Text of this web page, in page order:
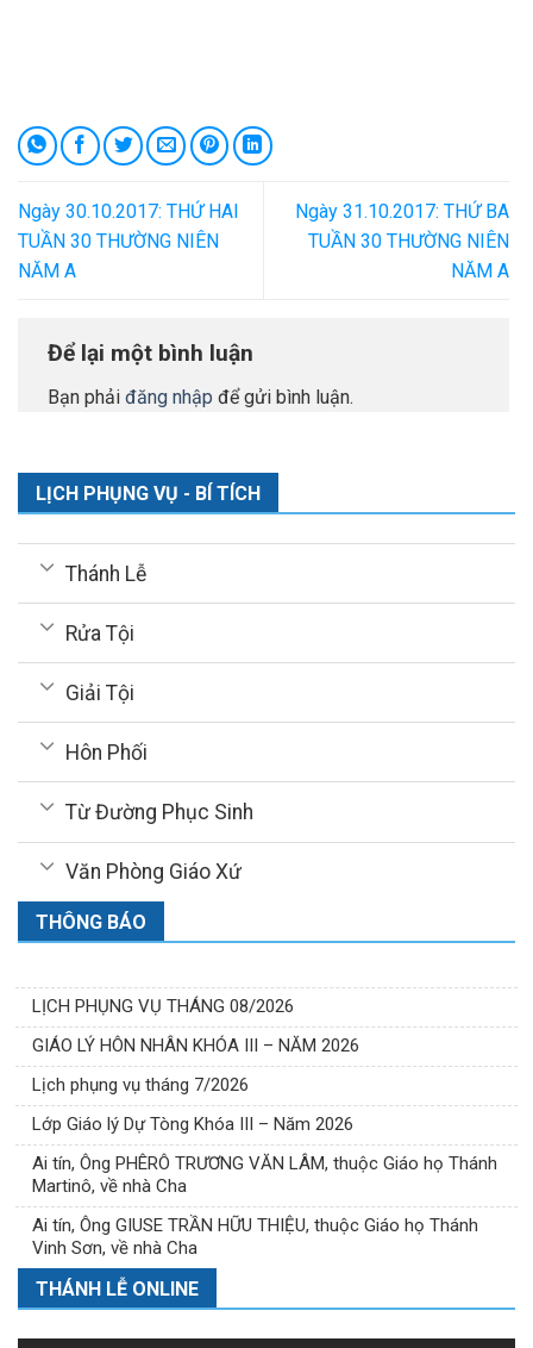
Ngày 30.10.2017: THỨ HAI
TUẦN 30 THƯỜNG NIÊN
NĂM A
Ngày 31.10.2017: THỨ BA
TUẦN 30 THƯỜNG NIÊN
NĂM A
Để lại một bình luận
Bạn phải đăng nhập để gửi bình luận.
LỊCH PHỤNG VỤ - BÍ TÍCH
Thánh Lễ
Rửa Tội
Giải Tội
Hôn Phối
Từ Đường Phục Sinh
Văn Phòng Giáo Xứ
THÔNG BÁO
LỊCH PHỤNG VỤ THÁNG 08/2026
GIÁO LÝ HÔN NHÂN KHÓA III – NĂM 2026
Lịch phụng vụ tháng 7/2026
Lớp Giáo lý Dự Tòng Khóa III – Năm 2026
Ai tín, Ông PHÊRÔ TRƯƠNG VĂN LÂM, thuộc Giáo họ Thánh
Martinô, về nhà Cha
Ai tín, Ông GIUSE TRẦN HỮU THIỆU, thuộc Giáo họ Thánh
Vinh Sơn, về nhà Cha
THÁNH LỄ ONLINE